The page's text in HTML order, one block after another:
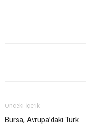
Önceki İçerik
Bursa, Avrupa’daki Türk